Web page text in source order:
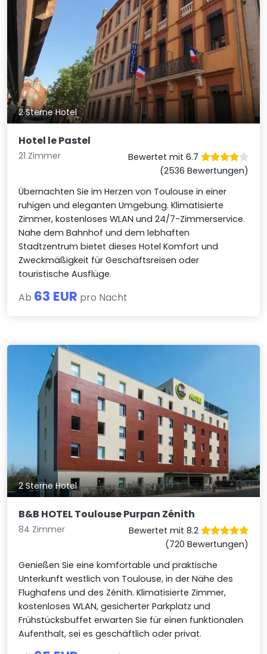
2 Sterne Hotel
Hotel le Pastel
21 Zimmer
Bewertet mit 6.7
(2536 Bewertungen)
Übernachten Sie im Herzen von Toulouse in einer
ruhigen und eleganten Umgebung. Klimatisierte
Zimmer, kostenloses WLAN und 24/7-Zimmerservice.
Nahe dem Bahnhof und dem lebhaften
Stadtzentrum bietet dieses Hotel Komfort und
Zweckmäßigkeit für Geschäftsreisen oder
touristische Ausflüge.
Ab 63 EUR pro Nacht
2 Sterne Hotel
B&B HOTEL Toulouse Purpan Zénith
84 Zimmer
Bewertet mit 8.2
(720 Bewertungen)
Genießen Sie eine komfortable und praktische
Unterkunft westlich von Toulouse, in der Nähe des
Flughafens und des Zénith. Klimatisierte Zimmer,
kostenloses WLAN, gesicherter Parkplatz und
Frühstücksbuffet erwarten Sie für einen funktionalen
Aufenthalt, sei es geschäftlich oder privat.